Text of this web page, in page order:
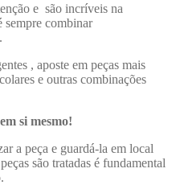
e são incríveis na
sempre combinar
, aposte em peças mais
e outras combinações
si mesmo!
a peça e guardá-la em local
são tratadas é fundamental